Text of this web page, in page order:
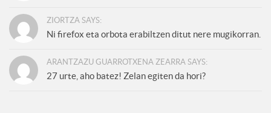
ZIORTZA SAYS:
Ni firefox eta orbota erabiltzen ditut nere mugikorran.
ARANTZAZU GUARROTXENA ZEARRA SAYS:
27 urte, aho batez! Zelan egiten da hori?